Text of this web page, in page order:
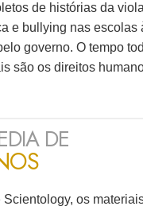
de histórias da
e bullying nas escolas
governo. O tempo
são os direitos
DE
os